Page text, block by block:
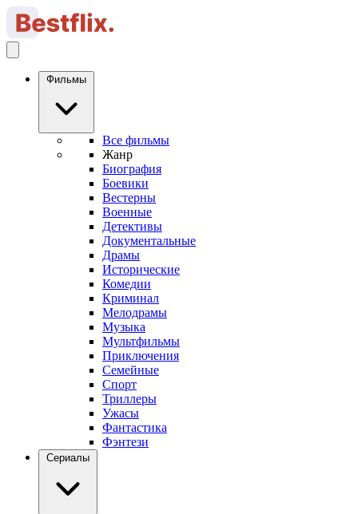
Фильмы
Все фильмы
Жанр
Биография
Боевики
Вестерны
Военные
Детективы
Документальные
Драмы
Исторические
Комедии
Криминал
Мелодрамы
Музыка
Мультфильмы
Приключения
Семейные
Спорт
Триллеры
Ужасы
Фантастика
Фэнтези
Сериалы